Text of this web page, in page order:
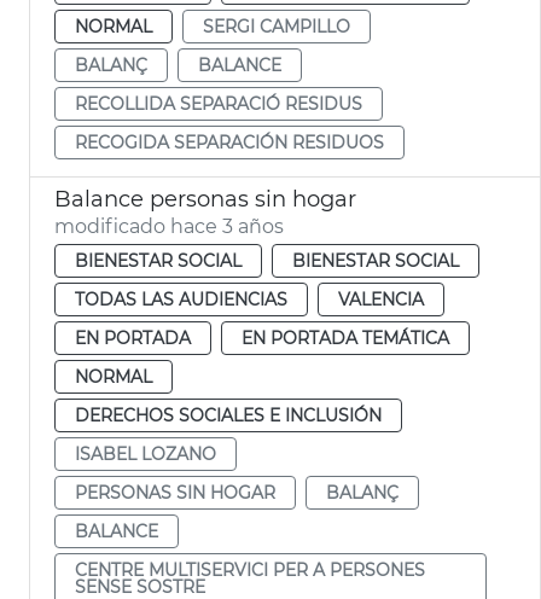
NORMAL
SERGI CAMPILLO
BALANÇ
BALANCE
RECOLLIDA SEPARACIÓ RESIDUS
RECOGIDA SEPARACIÓN RESIDUOS
Balance personas sin hogar
modificado hace 3 años
BIENESTAR SOCIAL
BIENESTAR SOCIAL
TODAS LAS AUDIENCIAS
VALENCIA
EN PORTADA
EN PORTADA TEMÁTICA
NORMAL
DERECHOS SOCIALES E INCLUSIÓN
ISABEL LOZANO
PERSONAS SIN HOGAR
BALANÇ
BALANCE
CENTRE MULTISERVICI PER A PERSONES
SENSE SOSTRE